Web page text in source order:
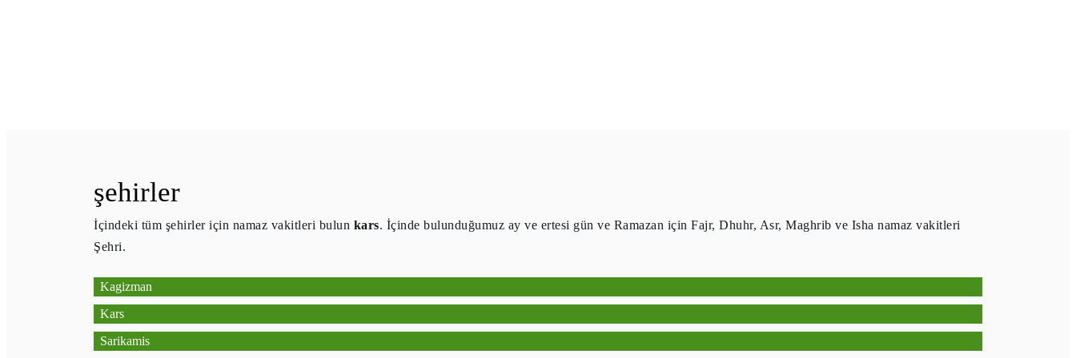
şehirler
İçindeki tüm şehirler için namaz vakitleri bulun kars. İçinde bulunduğumuz ay ve ertesi gün ve Ramazan için Fajr, Dhuhr, Asr, Maghrib ve Isha namaz vakitleri
Şehri.
Kagizman
Kars
Sarikamis